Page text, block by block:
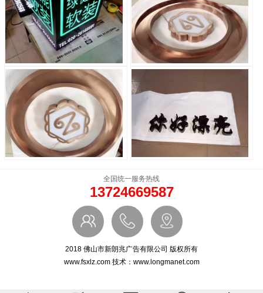
精工标识
地址：佛山南海桂城海三西路19号金桂花园南区1幢首层
工厂地址：南海桂城叠北工业区
全国统一服务热线
13724669587
2018 佛山市新朗兆广告有限公司 版权所有
www.fsxlz.com 技术：www.longmanet.com